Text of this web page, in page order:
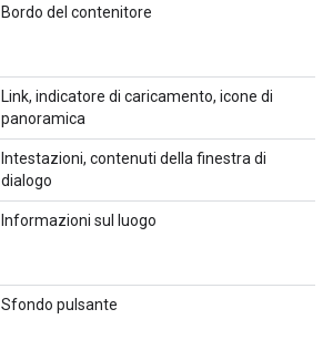
Bordo del contenitore
Link, indicatore di caricamento, icone di
panoramica
Intestazioni, contenuti della finestra di
dialogo
Informazioni sul luogo
Sfondo pulsante